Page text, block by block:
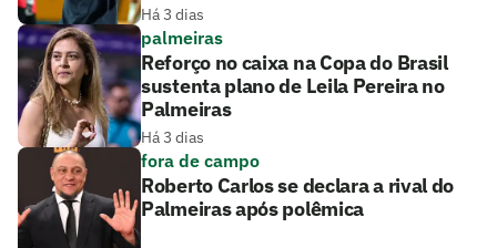
Há 3 dias
palmeiras
Reforço no caixa na Copa do Brasil
sustenta plano de Leila Pereira no
Palmeiras
Há 3 dias
fora de campo
Roberto Carlos se declara a rival do
Palmeiras após polêmica